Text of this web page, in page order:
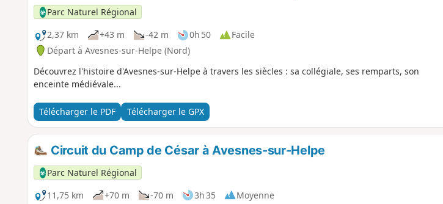
Parc Naturel Régional
2,37 km
+43 m -42 m 0h 50
Facile
Départ à Avesnes-sur-Helpe (Nord)
Découvrez l'histoire d'Avesnes-sur-Helpe à travers les siècles : sa collégiale, ses remparts, son
enceinte médiévale...
Télécharger le PDF Télécharger le GPX
Circuit du Camp de César à Avesnes-sur-Helpe
Parc Naturel Régional
11,75 km
+70 m -70 m 3h 35
Moyenne